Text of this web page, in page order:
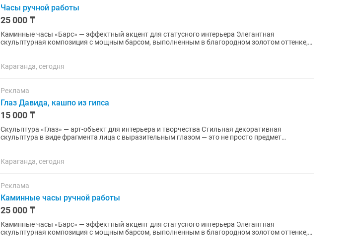
Часы ручной работы
25 000 ₸
Каминные часы «Барс» — эффектный акцент для статусного интерьера Элегантная
скульптурная композиция с мощным барсом, выполненным в благородном золотом оттенке,
Караганда, сегодня
Реклама
Глаз Давида, кашпо из гипса
15 000 ₸
Скульптура «Глаз» — арт-объект для интерьера и творчества Стильная декоративная
скульптура в виде фрагмента лица с выразительным глазом — это не просто предмет
Караганда, сегодня
Реклама
Каминные часы ручной работы
25 000 ₸
Каминные часы «Барс» — эффектный акцент для статусного интерьера Элегантная
скульптурная композиция с мощным барсом, выполненным в благородном золотом оттенке,